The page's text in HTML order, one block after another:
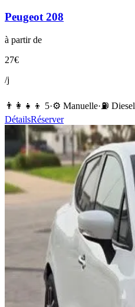
Peugeot 208
à partir de
27€
/j
👨‍👩‍👧‍👦 5·⚙️ Manuelle·⛽️ Diesel
DétailsRéserver